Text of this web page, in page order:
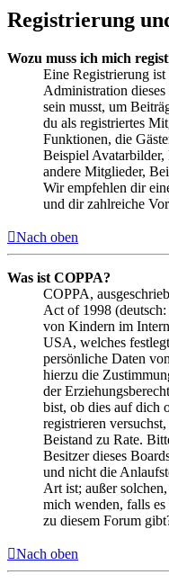
Registrierung
Wozu muss ich mich
Eine Registrierung
Administration
sein musst, um
du als registriertes
Funktionen, die
Beispiel
andere Mitglieder,
Wir empfehlen dir
und dir zahlreiche
Nach oben
Was ist COPPA?
COPPA,
Act of 1998
von Kindern im
USA, welches
persönliche Daten
hierzu die
der
bist, ob dies auf dich
registrieren
Beistand zu Rate.
Besitzer dieses
und nicht die
Art ist; außer
mich wenden, falls
zu diesem Forum
Nach oben